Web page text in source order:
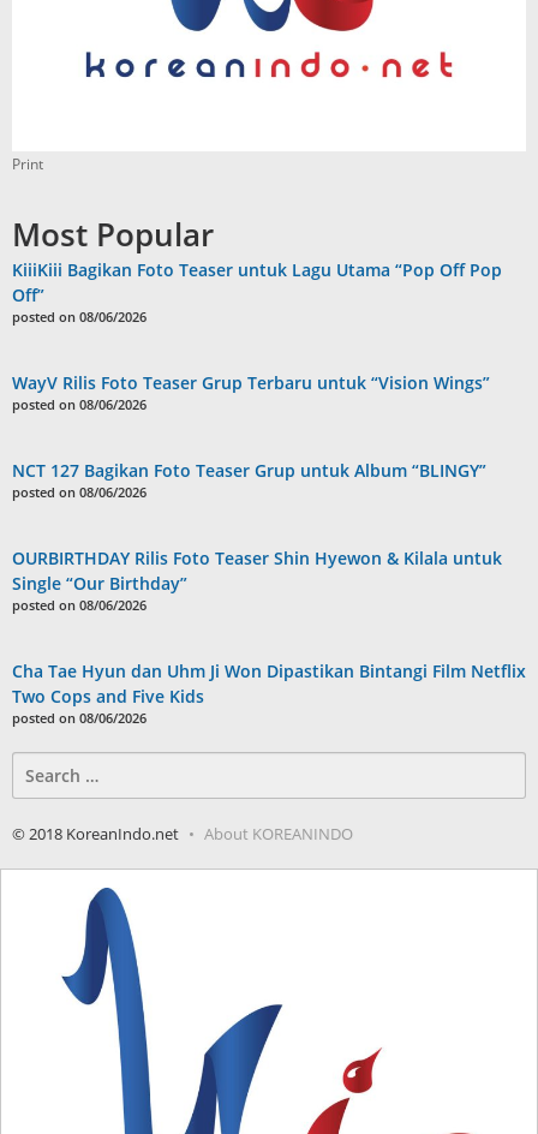
Print
Most Popular
KiiiKiii Bagikan Foto Teaser untuk Lagu Utama “Pop Off Pop
Off”
posted on 08/06/2026
WayV Rilis Foto Teaser Grup Terbaru untuk “Vision Wings”
posted on 08/06/2026
NCT 127 Bagikan Foto Teaser Grup untuk Album “BLINGY”
posted on 08/06/2026
OURBIRTHDAY Rilis Foto Teaser Shin Hyewon & Kilala untuk
Single “Our Birthday”
posted on 08/06/2026
Cha Tae Hyun dan Uhm Ji Won Dipastikan Bintangi Film Netflix
Two Cops and Five Kids
posted on 08/06/2026
for:
© 2018 KoreanIndo.net About KOREANINDO